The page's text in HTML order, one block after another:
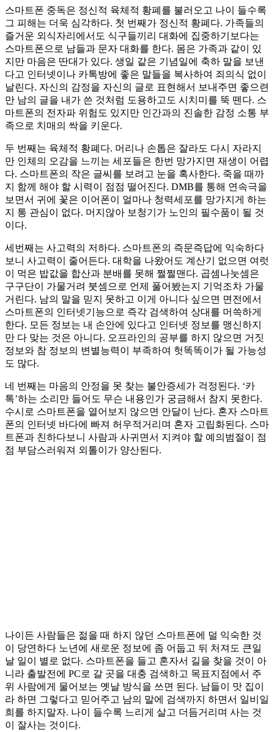
스마트폰 중독은 정신적 육체적 황폐를 불러오고 나이 들수록
그 피해는 더욱 심각하다. 첫 번째가 정신적 황폐다. 가족들의
즐거운 외식자리에서도 식구들끼리 대화에 집중하기보다는
스마트폰으로 남들과 문자 대화를 한다. 몸은 가족과 같이 있
지만 마음은 딴대가 있다. 생일 같은 기념일에 축하 말을 보낸
다고 인터넷이나 카톡방에 좋은 말들을 복사하여 죄의식 없이
날린다. 자신의 감정을 자신의 글로 표현해서 보내주면 좋으련
만 남의 글을 내가 쓴 것처럼 도용하고도 시치미를 뚝 뗀다. 스
마트폰의 전자파 위험도 있지만 인간과의 진솔한 감정 소통 부
족으로 치매의 싹을 키운다.
두 번째는 육체적 황폐다. 머리나 손톱은 잘라도 다시 자라지
만 인체의 오감을 느끼는 세포들은 한번 망가지면 재생이 어렵
다. 스마트폰의 작은 글씨를 보려고 눈을 혹사한다. 죽을 때까
지 함께 해야 할 시력이 점점 떨어진다. DMB를 통해 연속극을
보면서 귀에 꽃은 이어폰이 얼마나 청력세포를 망가지게 하는
지 통 관심이 없다. 머지않아 보청기가 노인의 필수품이 될 것
이다.
세번째는 사고력의 저하다. 스마트폰의 즉문즉답에 익숙하다
보니 사고력이 줄어든다. 대학을 나왔어도 계산기 없으면 여럿
이 먹은 밥값을 합산과 분배를 못해 쩔쩔맨다. 곱셈나눗셈은
구구단이 가물거려 붓셈으로 언제 풀어봤는지 기억조차 가물
거린다. 남의 말을 믿지 못하고 이게 아니다 싶으면 면전에서
스마트폰의 인터넷기능으로 즉각 검색하여 상대를 머쓱하게
한다. 모든 정보는 내 손안에 있다고 인터넷 정보를 맹신하지
만 다 맞는 것은 아니다. 오프라인의 공부를 하지 않으면 거짓
정보와 참 정보의 변별능력이 부족하여 헛똑똑이가 될 가능성
도 많다.
네 번째는 마음의 안정을 못 찾는 불안증세가 걱정된다. ‘카
톡’하는 소리만 들어도 무슨 내용인가 궁금해서 참지 못한다.
수시로 스마트폰을 열어보지 않으면 안달이 난다. 혼자 스마트
폰의 인터넷 바다에 빠져 허우적거리며 혼자 고립화된다. 스마
트폰과 친하다보니 사람과 사귀면서 지켜야 할 예의범절이 점
점 부담스러워져 외톨이가 양산된다.
나이든 사람들은 젊을 때 하지 않던 스마트폰에 덜 익숙한 것
이 당연하다 노년에 새로운 정보에 좀 어둡고 뒤 처져도 큰일
날 일이 별로 없다. 스마트폰을 들고 혼자서 길을 찾을 것이 아
니라 출발전에 PC로 갈 곳을 대충 검색하고 목표지점에서 주
위 사람에게 물어보는 옛날 방식을 쓰면 된다. 남들이 맛 집이
라 하면 그렇다고 믿어주고 남의 말에 검색까지 하면서 일비일
희를 하지말자. 나이 들수록 느리게 살고 더듬거리며 사는 것
이 잘사는 것이다.